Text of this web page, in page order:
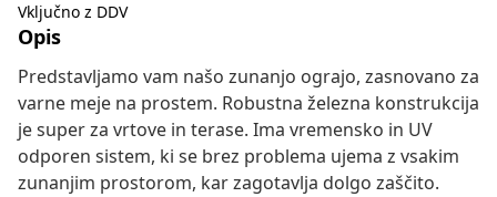
Vključno z DDV
Opis
Predstavljamo vam našo zunanjo ograjo, zasnovano za
varne meje na prostem. Robustna železna konstrukcija
je super za vrtove in terase. Ima vremensko in UV
odporen sistem, ki se brez problema ujema z vsakim
zunanjim prostorom, kar zagotavlja dolgo zaščito.